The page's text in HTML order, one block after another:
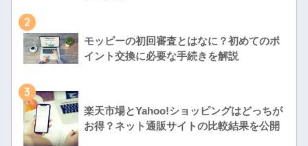
2
モッピーの初回審査とはなに？初めてのポ
イント交換に必要な手続きを解説
3
楽天市場とYahoo!ショッピングはどっちが
お得？ネット通販サイトの比較結果を公開